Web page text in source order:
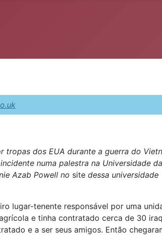
dos EUA durante a guerra do
numa palestra na Universidade
Azab Powell no site dessa universidade
lugar-tenente responsável por uma
e tinha contratado cerca de 30
e a ser seus amigos. Então